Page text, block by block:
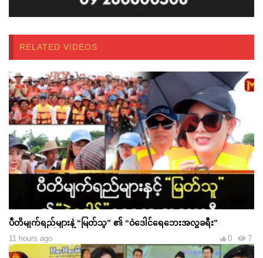
RELATED VIDEOS
ပီတိမျက်ရည်များနဲ့ “မြတ်သူ” ၏ “ဝဲဒေါင်ရေဘေးအလှူခရီး”
11 hours ago 7
0